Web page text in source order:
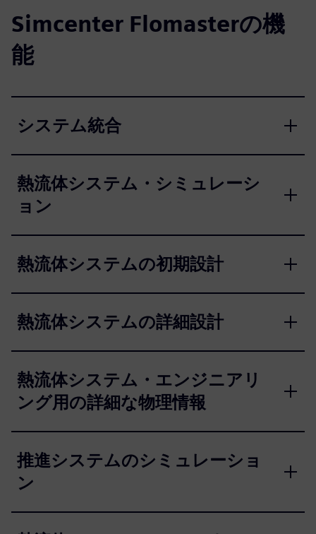
Simcenter Flomasterの機
能
システム統合
熱流体システム・シミュレーシ
ョン
熱流体システムの初期設計
熱流体システムの詳細設計
熱流体システム・エンジニアリ
ング用の詳細な物理情報
推進システムのシミュレーショ
ン